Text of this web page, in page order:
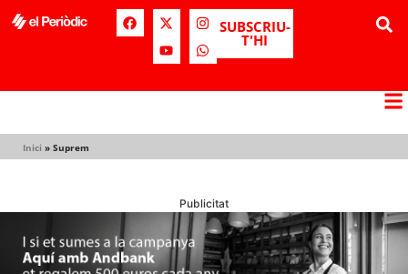
SUBSCRIU-
T'HI
Inici » Suprem
Publicitat